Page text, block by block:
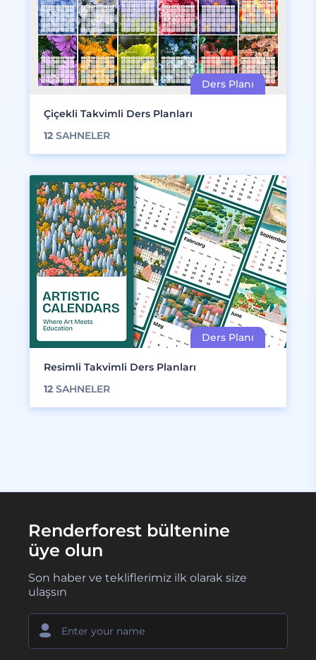
Çiçekli Takvimli Ders Planları
12 SAHNELER
Resimli Takvimli Ders Planları
12 SAHNELER
Renderforest bültenine
üye olun
Son haber ve tekliflerimiz ilk olarak size
ulaşsın